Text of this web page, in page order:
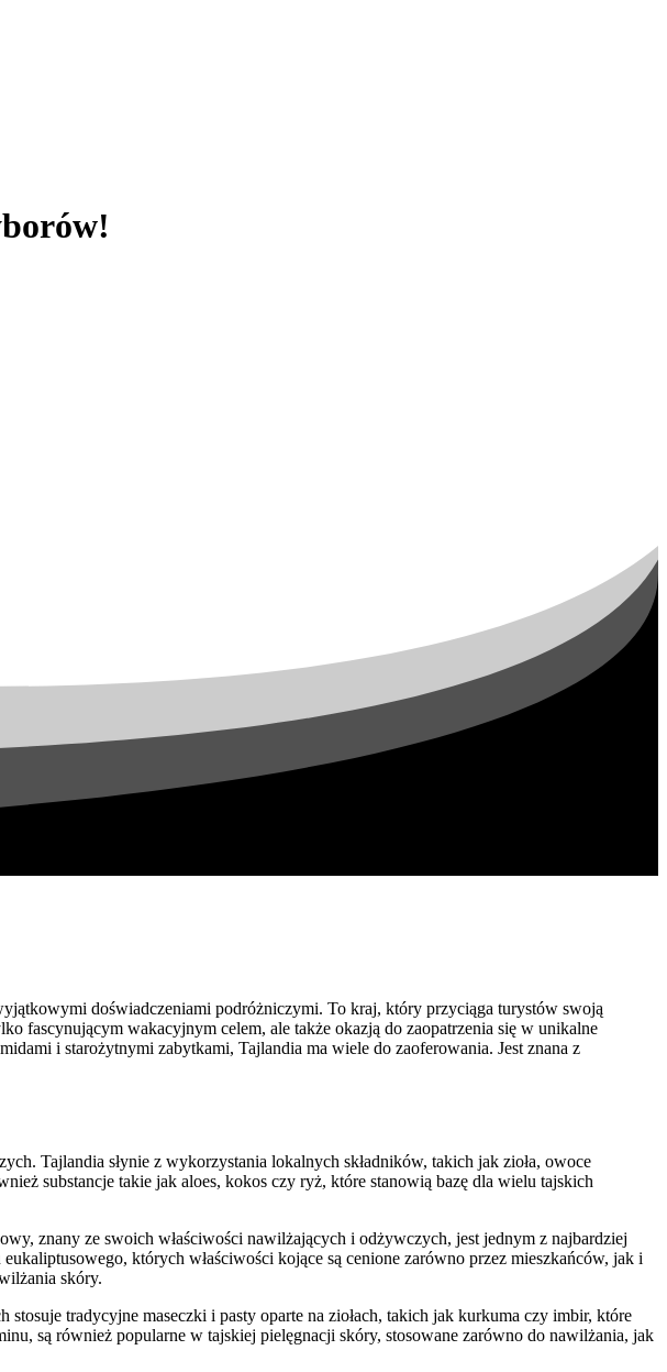
doświadczeniami podróżniczymi. To kraj, który przyciąga turystów swoją
fascynującym wakacyjnym celem, ale także okazją do zaopatrzenia się w unikalne
i starożytnymi zabytkami, Tajlandia ma wiele do zaoferowania. Jest znana z
Tajlandia słynie z wykorzystania lokalnych składników, takich jak zioła, owoce
substancje takie jak aloes, kokos czy ryż, które stanowią bazę dla wielu tajskich
znany ze swoich właściwości nawilżających i odżywczych, jest jednym z najbardziej
których właściwości kojące są cenione zarówno przez mieszkańców, jak i
skóry.
tradycyjne maseczki i pasty oparte na ziołach, takich jak kurkuma czy imbir, które
są również popularne w tajskiej pielęgnacji skóry, stosowane zarówno do nawilżania, jak